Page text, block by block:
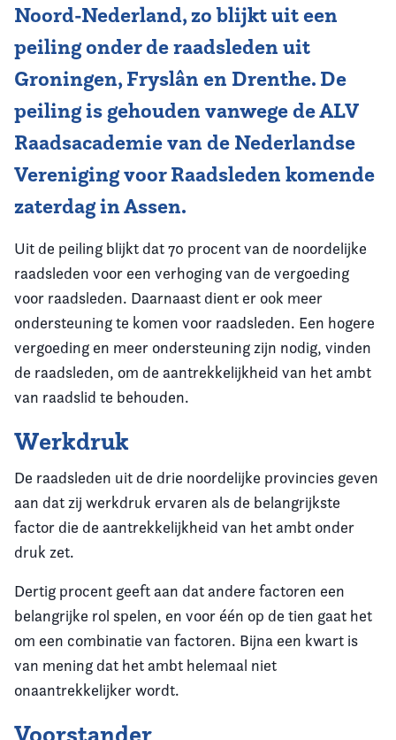
Noord-Nederland, zo blijkt uit een
peiling onder de raadsleden uit
Groningen, Fryslân en Drenthe. De
peiling is gehouden vanwege deALV
Raadsacademievan de Nederlandse
Vereniging voor Raadsleden komende
zaterdag in Assen.
Uit de peiling blijkt dat 70 procent van de noordelijke
raadsleden voor een verhoging van de vergoeding
voor raadsleden. Daarnaast dient er ook meer
ondersteuning te komen voor raadsleden. Een hogere
vergoeding en meer ondersteuning zijn nodig, vinden
de raadsleden, om de aantrekkelijkheid van het ambt
van raadslid te behouden.
Werkdruk
De raadsleden uit de drie noordelijke provincies geven
aan dat zij werkdruk ervaren als de belangrijkste
factor die de aantrekkelijkheid van het ambt onder
druk zet.
Dertig procent geeft aan dat andere factoren een
belangrijke rol spelen, en voor één op de tien gaat het
om een combinatie van factoren. Bijna een kwart is
van mening dat het ambt helemaal niet
onaantrekkelijker wordt.